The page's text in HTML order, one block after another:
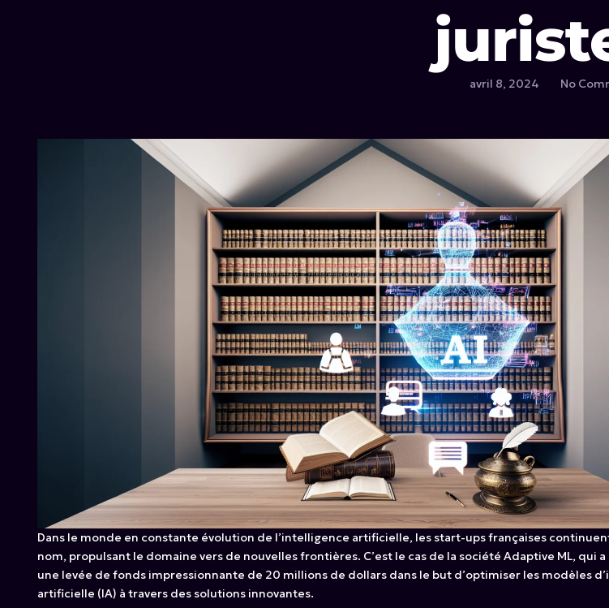
avril 8, 2024 No
Dans le monde en constante évolution de l’intelligence artificielle, les start-ups françaises
nom, propulsant le domaine vers de nouvelles frontières. C’est le cas de la société Adaptive ML, qui
une levée de fonds impressionnante de 20 millions de dollars dans le but d’optimiser les modèles
artificielle (IA) à travers des solutions innovantes.